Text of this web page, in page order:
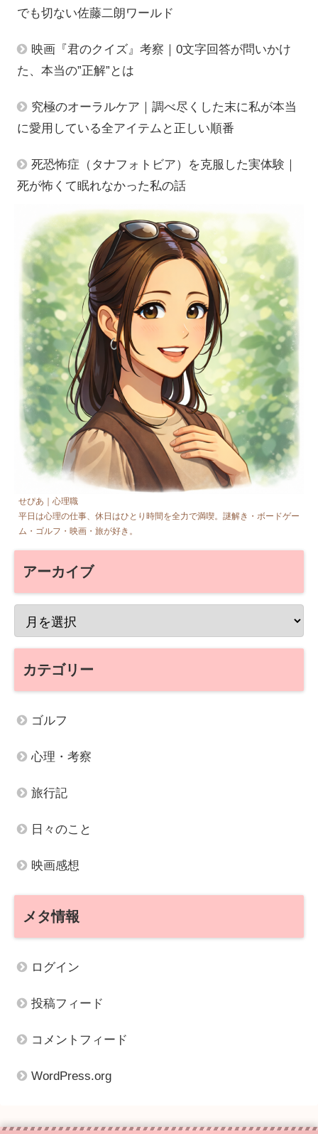
でも切ない佐藤二朗ワールド
映画『君のクイズ』考察｜0文字回答が問いかけ
た、本当の”正解”とは
究極のオーラルケア｜調べ尽くした末に私が本当
に愛用している全アイテムと正しい順番
死恐怖症（タナフォトビア）を克服した実体験｜
死が怖くて眠れなかった私の話
せぴあ｜心理職
平日は心理の仕事、休日はひとり時間を全力で満喫。謎解き・ボードゲー
ム・ゴルフ・映画・旅が好き。
アーカイブ
カテゴリー
ゴルフ
心理・考察
旅行記
日々のこと
映画感想
メタ情報
ログイン
投稿フィード
コメントフィード
WordPress.org